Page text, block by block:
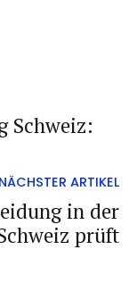
Schweiz:
NÄCHSTER ARTIKEL
in der
prüft